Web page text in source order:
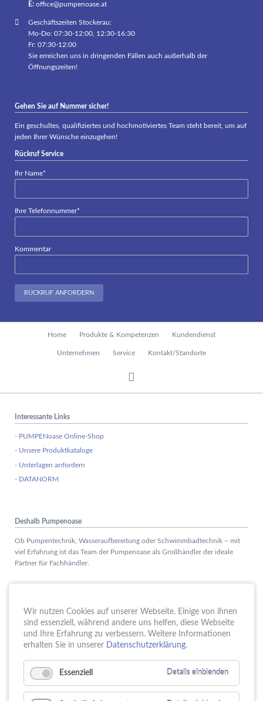
E: office@pumpenoase.at
Geschäftszeiten Stockerau:
Mo-Do: 07:30-12:00, 12:30-16:30
Fr: 07:30-12:00
Sie erreichen uns in dringenden Fällen auch außerhalb der
Öffnungszeiten!
Gehen Sie auf Nummer sicher!
Ein geschultes, qualifiziertes und hochmotiviertes Team steht bereit, um auf
jeden Ihrer Wünsche einzugehen!
Rückruf Service
Pflichtfeld
Ihr Name*
Pflichtfeld
Ihre Telefonnummer*
Kommentar
RÜCKRUF ANFORDERN
Home Produkte & Kompetenzen Kundendienst
Unternehmen Service Kontakt/Standorte
Interessante Links
- PUMPENoase Online-Shop
- Unsere Produktkataloge
- Unterlagen anfordern
- DATANORM
Deshalb Pumpenoase
Ob Pumpentechnik, Wasseraufbereitung oder Schwimmbadtechnik – mit
viel Erfahrung ist das Team der Pumpenoase als Großhändler der ideale
Partner für Fachhändler.
15. Schule trifft Wirtschaft bei der PUMPENoase!
18. Vortrag IT-Sicherheit
16 Jahre PUMPENoase
23.
Wir nutzen Cookies auf unserer Webseite. Einige von ihnen
sind essenziell, während andere uns helfen, diese Webseite
und Ihre Erfahrung zu verbessern. Weitere Informationen
erhalten Sie in unserer Datenschutzerklärung.
Essenziell Details einblenden